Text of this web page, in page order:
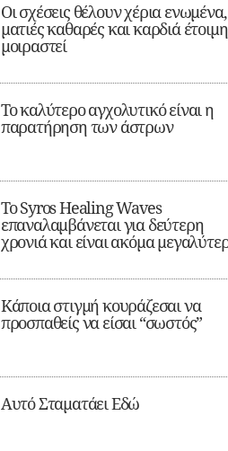
Οι σχέσεις θέλουν χέρια ενωμένα,
ματιές καθαρές και καρδιά
μοιραστεί
Το καλύτερο αγχολυτικό είναι η
παρατήρηση των άστρων
Το Syros Healing Waves
επαναλαμβάνεται για δεύτερη
χρονιά και είναι ακόμα
Κάποια στιγμή κουράζεσαι να
προσπαθείς να είσαι “σωστός”
Αυτό Σταματάει Εδώ